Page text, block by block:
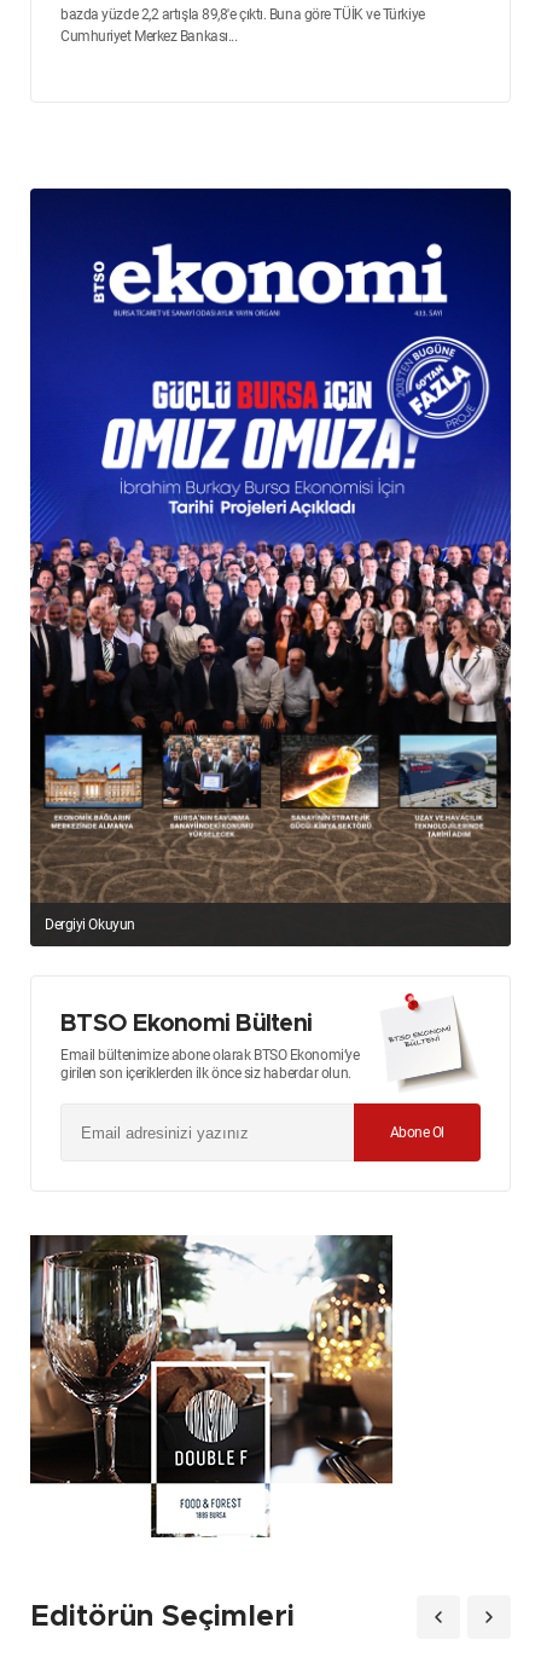
bazda yüzde 2,2 artışla 89,8'e çıktı. Buna göre TÜİK ve Türkiye
Cumhuriyet Merkez Bankası...
Dergiyi Okuyun
BTSO Ekonomi Bülteni
Email bültenimize abone olarak BTSO Ekonomi’ye
girilen son içeriklerden ilk önce siz haberdar olun.
Abone Ol
Editörün Seçimleri